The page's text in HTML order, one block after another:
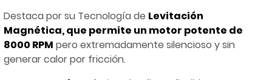
Destaca por su Tecnología de Levitación
Magnética, que permite un motor potente de
8000 RPM pero extremadamente silencioso y sin
generar calor por fricción.